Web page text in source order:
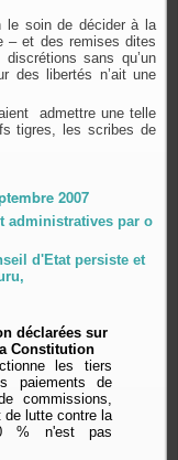
le soin de décider à la
et des remises dites
sans qu’un
des libertés n’ait une
admettre une telle
tigres, les scribes de
2007
administratives par o
d'Etat persiste et
déclarées sur
Constitution
les tiers
paiements de
commissions,
de lutte contre la
% n'est pas